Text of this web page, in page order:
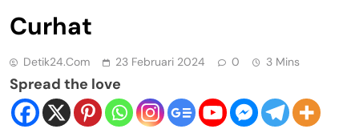
Curhat
Detik24.com 23 Februari 2024 0 3 Mins
Spread the love